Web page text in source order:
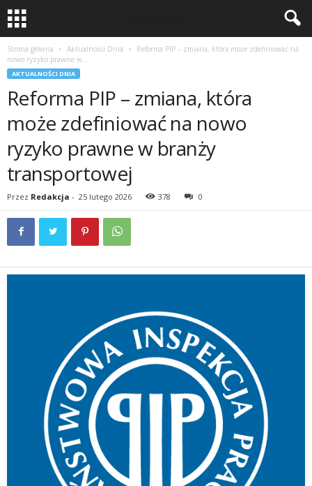
Strona główna Aktualności Dnia
Reforma PIP – zmiana, która może zdefiniować na
nowo ryzyko prawne w...
AKTUALNOŚCI DNIA
Reforma PIP – zmiana, która
może zdefiniować na nowo
ryzyko prawne w branży
transportowej
Przez Redakcja - 25 lutego 2026 378 0